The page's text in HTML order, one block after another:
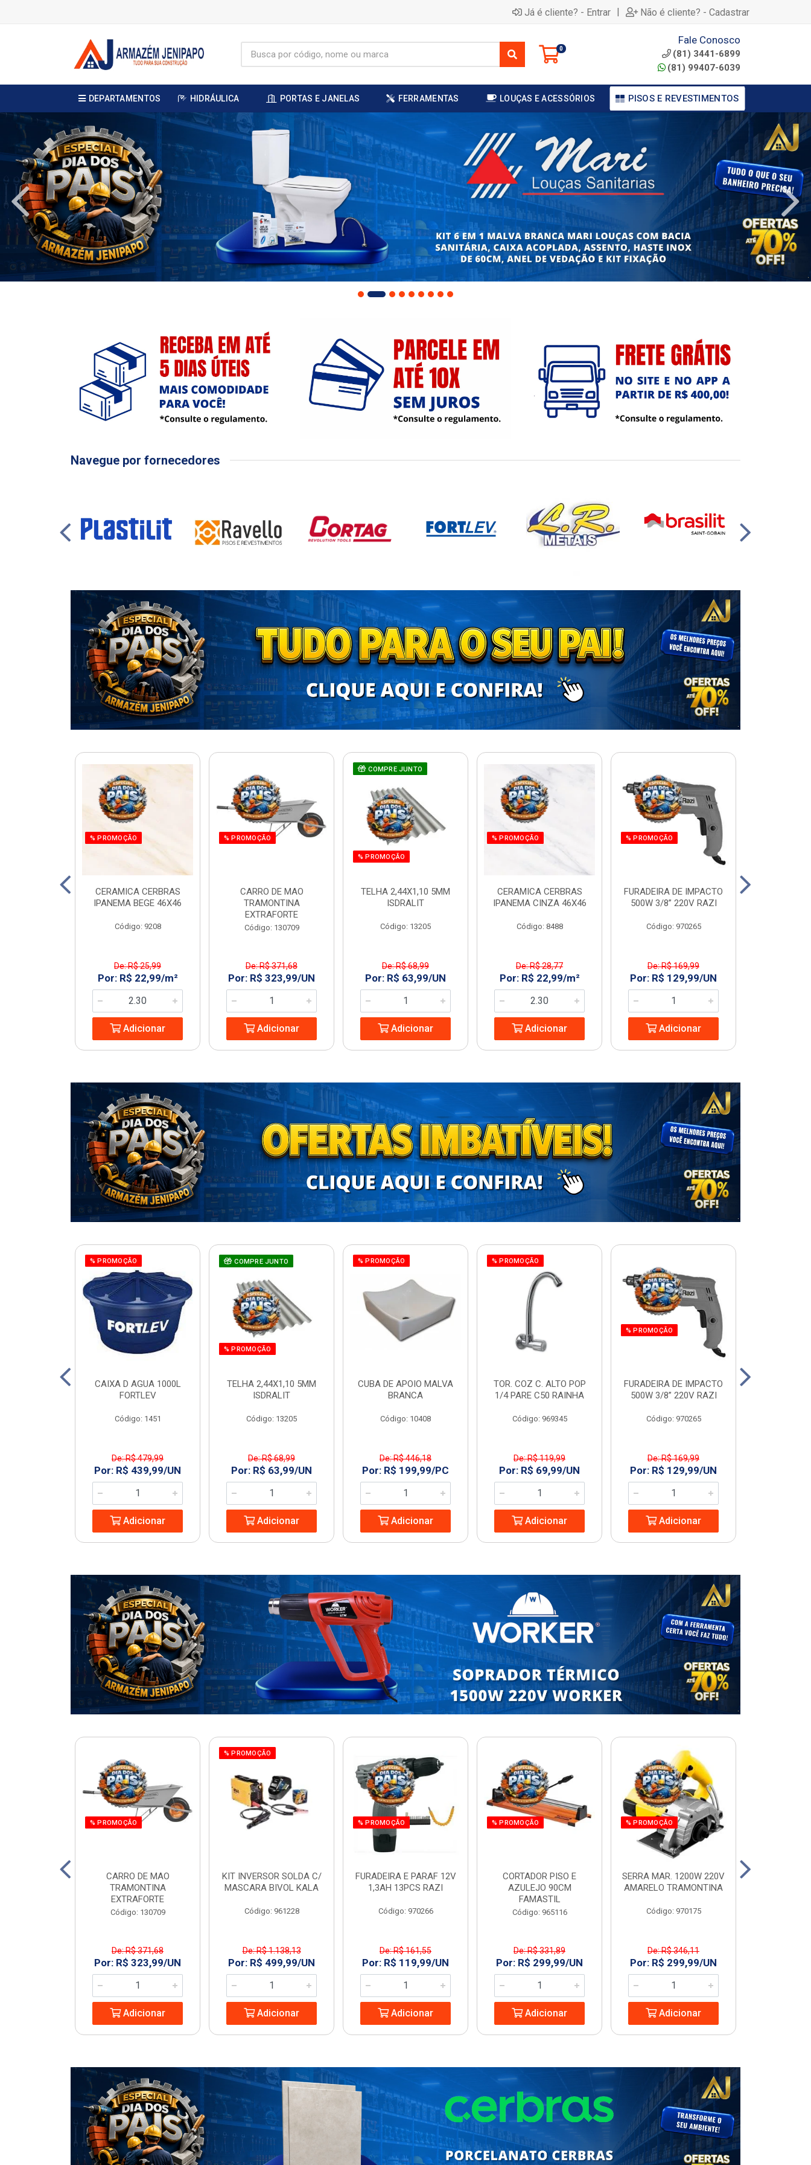
Já é cliente? - Entrar | Não é cliente? - Cadastrar
0
Fale Conosco
(81) 3441-6899
(81) 99407-6039
DEPARTAMENTOS HIDRÁULICA PORTAS E JANELAS FERRAMENTAS LOUÇAS E ACESSÓRIOS PISOS E REVESTIMENTOS
Navegue por fornecedores
% PROMOÇÃO
CERAMICA CERBRAS
IPANEMA BEGE 46X46
Código: 9208
De: R$ 25,99
Por: R$ 22,99/m²
Adicionar
% PROMOÇÃO
CARRO DE MAO
TRAMONTINA
EXTRAFORTE
Código: 130709
De: R$ 371,68
Por: R$ 323,99/UN
Adicionar
COMPRE JUNTO
% PROMOÇÃO
TELHA 2,44X1,10 5MM
ISDRALIT
Código: 13205
De: R$ 68,99
Por: R$ 63,99/UN
Adicionar
% PROMOÇÃO
CERAMICA CERBRAS
IPANEMA CINZA 46X46
Código: 8488
De: R$ 28,77
Por: R$ 22,99/m²
Adicionar
% PROMOÇÃO
FURADEIRA DE IMPACTO
500W 3/8” 220V RAZI
Código: 970265
De: R$ 169,99
Por: R$ 129,99/UN
Adicionar
% PROMOÇÃO
CAIXA D AGUA 1000L
FORTLEV
Código: 1451
De: R$ 479,99
Por: R$ 439,99/UN
Adicionar
COMPRE JUNTO
% PROMOÇÃO
TELHA 2,44X1,10 5MM
ISDRALIT
Código: 13205
De: R$ 68,99
Por: R$ 63,99/UN
Adicionar
% PROMOÇÃO
CUBA DE APOIO MALVA
BRANCA
Código: 10408
De: R$ 446,18
Por: R$ 199,99/PC
Adicionar
% PROMOÇÃO
TOR. COZ C. ALTO POP
1/4 PARE C50 RAINHA
Código: 969345
De: R$ 119,99
Por: R$ 69,99/UN
Adicionar
% PROMOÇÃO
FURADEIRA DE IMPACTO
500W 3/8” 220V RAZI
Código: 970265
De: R$ 169,99
Por: R$ 129,99/UN
Adicionar
% PROMOÇÃO
CARRO DE MAO
TRAMONTINA
EXTRAFORTE
Código: 130709
De: R$ 371,68
Por: R$ 323,99/UN
Adicionar
% PROMOÇÃO
KIT INVERSOR SOLDA C/
MASCARA BIVOL KALA
Código: 961228
De: R$ 1.138,13
Por: R$ 499,99/UN
Adicionar
% PROMOÇÃO
FURADEIRA E PARAF 12V
1,3AH 13PCS RAZI
Código: 970266
De: R$ 161,55
Por: R$ 119,99/UN
Adicionar
% PROMOÇÃO
CORTADOR PISO E
AZULEJO 90CM
FAMASTIL
Código: 965116
De: R$ 331,89
Por: R$ 299,99/UN
Adicionar
% PROMOÇÃO
SERRA MAR. 1200W 220V
AMARELO TRAMONTINA
Código: 970175
De: R$ 346,11
Por: R$ 299,99/UN
Adicionar